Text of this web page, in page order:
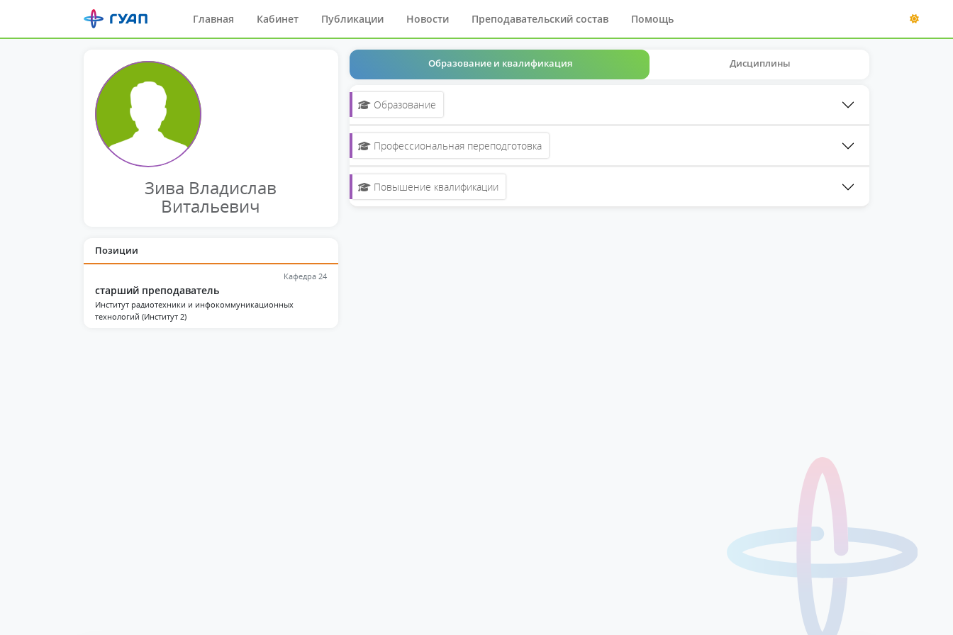
Главная Кабинет Публикации Новости Преподавательский состав Помощь
Зива Владислав
Витальевич
Позиции
Кафедра 24
старший преподаватель
Институт радиотехники и инфокоммуникационных
технологий (Институт 2)
Образование и квалификация Дисциплины
Образование
Профессиональная переподготовка
Повышение квалификации